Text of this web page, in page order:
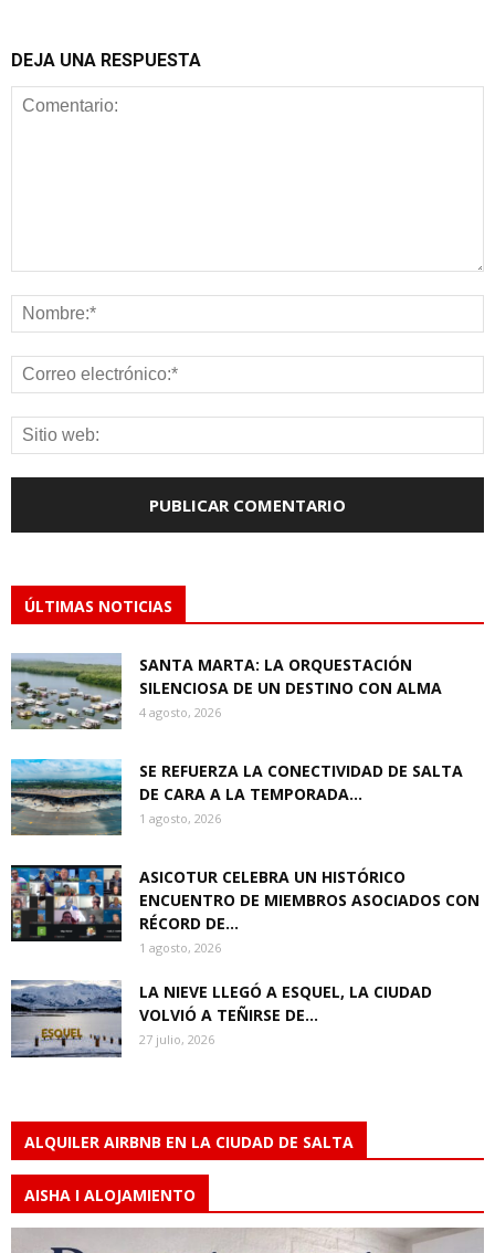
DEJA UNA RESPUESTA
ÚLTIMAS NOTICIAS
SANTA MARTA: LA ORQUESTACIÓN
SILENCIOSA DE UN DESTINO CON ALMA
4 agosto, 2026
SE REFUERZA LA CONECTIVIDAD DE SALTA
DE CARA A LA TEMPORADA...
1 agosto, 2026
ASICOTUR CELEBRA UN HISTÓRICO
ENCUENTRO DE MIEMBROS ASOCIADOS CON
RÉCORD DE...
1 agosto, 2026
LA NIEVE LLEGÓ A ESQUEL, LA CIUDAD
VOLVIÓ A TEÑIRSE DE...
27 julio, 2026
ALQUILER AIRBNB EN LA CIUDAD DE SALTA
AISHA I ALOJAMIENTO